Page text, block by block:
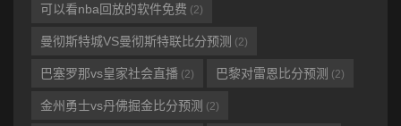
可以看nba回放的软件免费 (2)
曼彻斯特城VS曼彻斯特联比分预测 (2)
巴塞罗那vs皇家社会直播 (2) 巴黎对雷恩比分预测 (2)
金州勇士vs丹佛掘金比分预测 (2)